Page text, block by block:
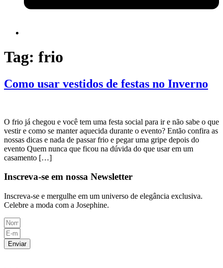
Tag: frio
Como usar vestidos de festas no Inverno
O frio já chegou e você tem uma festa social para ir e não sabe o que
vestir e como se manter aquecida durante o evento? Então confira as
nossas dicas e nada de passar frio e pegar uma gripe depois do
evento Quem nunca que ficou na dúvida do que usar em um
casamento […]
Inscreva-se em nossa Newsletter
Inscreva-se e mergulhe em um universo de elegância exclusiva.
Celebre a moda com a Josephine.
Enviar